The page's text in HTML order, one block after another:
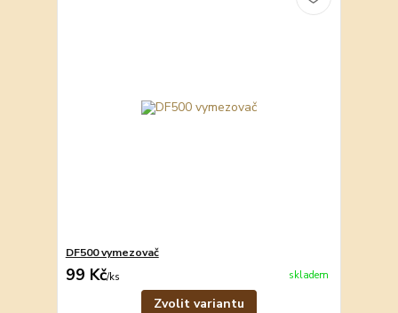
DF500 vymezovač
99 Kč/ks skladem
Zvolit variantu